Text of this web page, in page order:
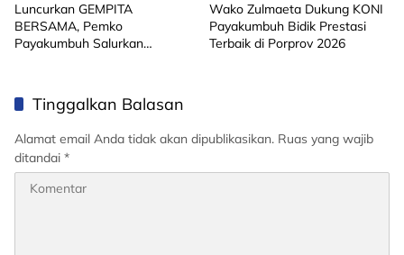
Luncurkan GEMPITA
BERSAMA, Pemko
Payakumbuh Salurkan
Wako Zulmaeta Dukung KONI
Payakumbuh Bidik Prestasi
Terbaik di Porprov 2026
Tinggalkan Balasan
Alamat email Anda tidak akan dipublikasikan. Ruas yang wajib
ditandai *